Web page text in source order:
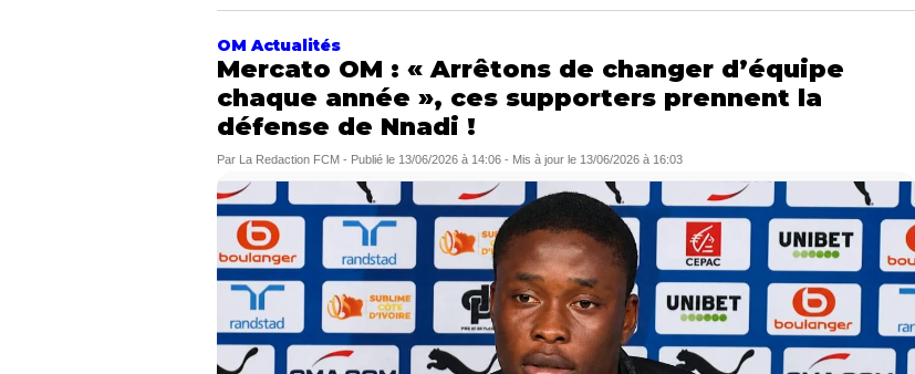
OM Actualités
Mercato OM : « Arrêtons de changer d’équipe
chaque année », ces supporters prennent la
défense de Nnadi !
Par La Redaction FCM - Publié le 13/06/2026 à 14:06 - Mis à jour le 13/06/2026 à 16:03